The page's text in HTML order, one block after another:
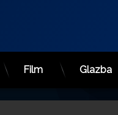
Film Glazba